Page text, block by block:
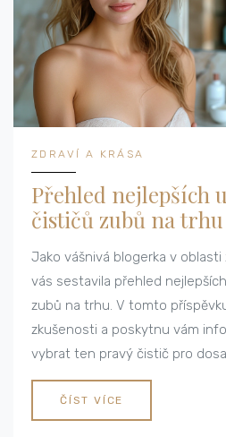
ZDRAVÍ A KRÁSA
Přehled nejlepších
čističů zubů na trhu
Jako vášnivá blogerka v oblasti
vás sestavila přehled
zubů na trhu. V tomto
zkušenosti a poskytnu vám
vybrat ten pravý čistič pro
hygieny. Jednotlivé modely
z hlediska efektivity, pohodlí
dostupnosti. Uvidíte, že
ČÍST VÍCE